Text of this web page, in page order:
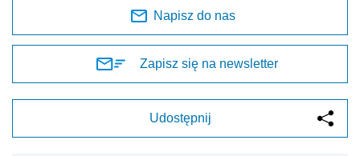
Napisz do nas
Zapisz się na newsletter
Udostępnij